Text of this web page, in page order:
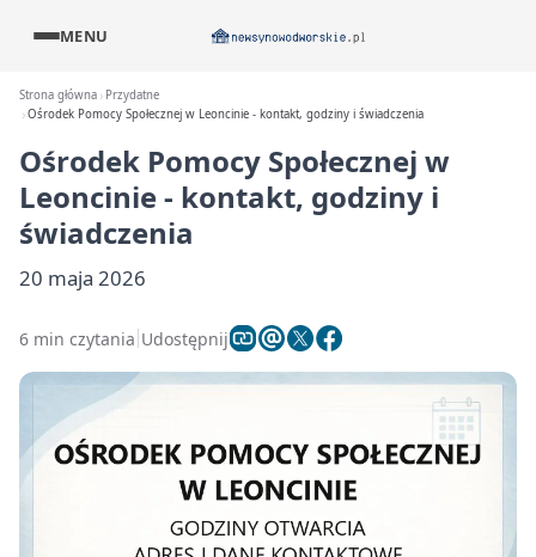
MENU
Strona główna
Przydatne
Ośrodek Pomocy Społecznej w Leoncinie - kontakt, godziny i świadczenia
Ośrodek Pomocy Społecznej w
Leoncinie - kontakt, godziny i
świadczenia
20 maja 2026
6 min czytania Udostępnij